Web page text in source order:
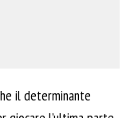
il determinante